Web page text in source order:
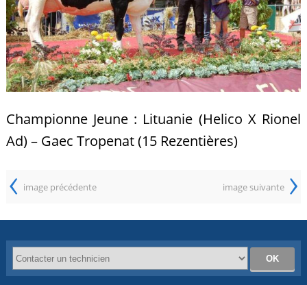
Championne Jeune : Lituanie (Helico X Rionel
Ad) – Gaec Tropenat (15 Rezentières)
‹ image précédente image suivante ›